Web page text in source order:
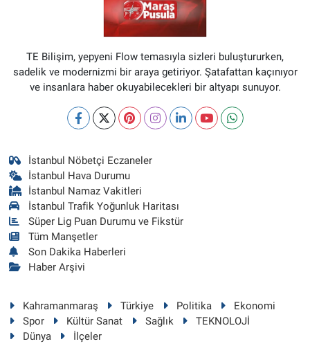
TE Bilişim, yepyeni Flow temasıyla sizleri buluştururken,
sadelik ve modernizmi bir araya getiriyor. Şatafattan kaçınıyor
ve insanlara haber okuyabilecekleri bir altyapı sunuyor.
İstanbul Nöbetçi Eczaneler
İstanbul Hava Durumu
İstanbul Namaz Vakitleri
İstanbul Trafik Yoğunluk Haritası
Süper Lig Puan Durumu ve Fikstür
Tüm Manşetler
Son Dakika Haberleri
Haber Arşivi
Kahramanmaraş Türkiye Politika
Ekonomi
Spor
Kültür Sanat Sağlık
TEKNOLOJİ
Dünya
İlçeler